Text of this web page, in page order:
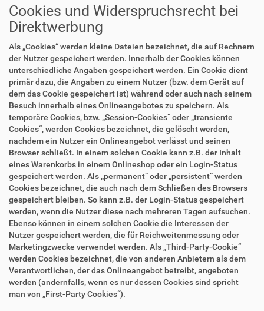
Cookies und Widerspruchsrecht bei
Direktwerbung
Als „Cookies“ werden kleine Dateien bezeichnet, die auf Rechnern
der Nutzer gespeichert werden. Innerhalb der Cookies können
unterschiedliche Angaben gespeichert werden. Ein Cookie dient
primär dazu, die Angaben zu einem Nutzer (bzw. dem Gerät auf
dem das Cookie gespeichert ist) während oder auch nach seinem
Besuch innerhalb eines Onlineangebotes zu speichern. Als
temporäre Cookies, bzw. „Session-Cookies“ oder „transiente
Cookies“, werden Cookies bezeichnet, die gelöscht werden,
nachdem ein Nutzer ein Onlineangebot verlässt und seinen
Browser schließt. In einem solchen Cookie kann z.B. der Inhalt
eines Warenkorbs in einem Onlineshop oder ein Login-Status
gespeichert werden. Als „permanent“ oder „persistent“ werden
Cookies bezeichnet, die auch nach dem Schließen des Browsers
gespeichert bleiben. So kann z.B. der Login-Status gespeichert
werden, wenn die Nutzer diese nach mehreren Tagen aufsuchen.
Ebenso können in einem solchen Cookie die Interessen der
Nutzer gespeichert werden, die für Reichweitenmessung oder
Marketingzwecke verwendet werden. Als „Third-Party-Cookie“
werden Cookies bezeichnet, die von anderen Anbietern als dem
Verantwortlichen, der das Onlineangebot betreibt, angeboten
werden (andernfalls, wenn es nur dessen Cookies sind spricht
man von „First-Party Cookies“).